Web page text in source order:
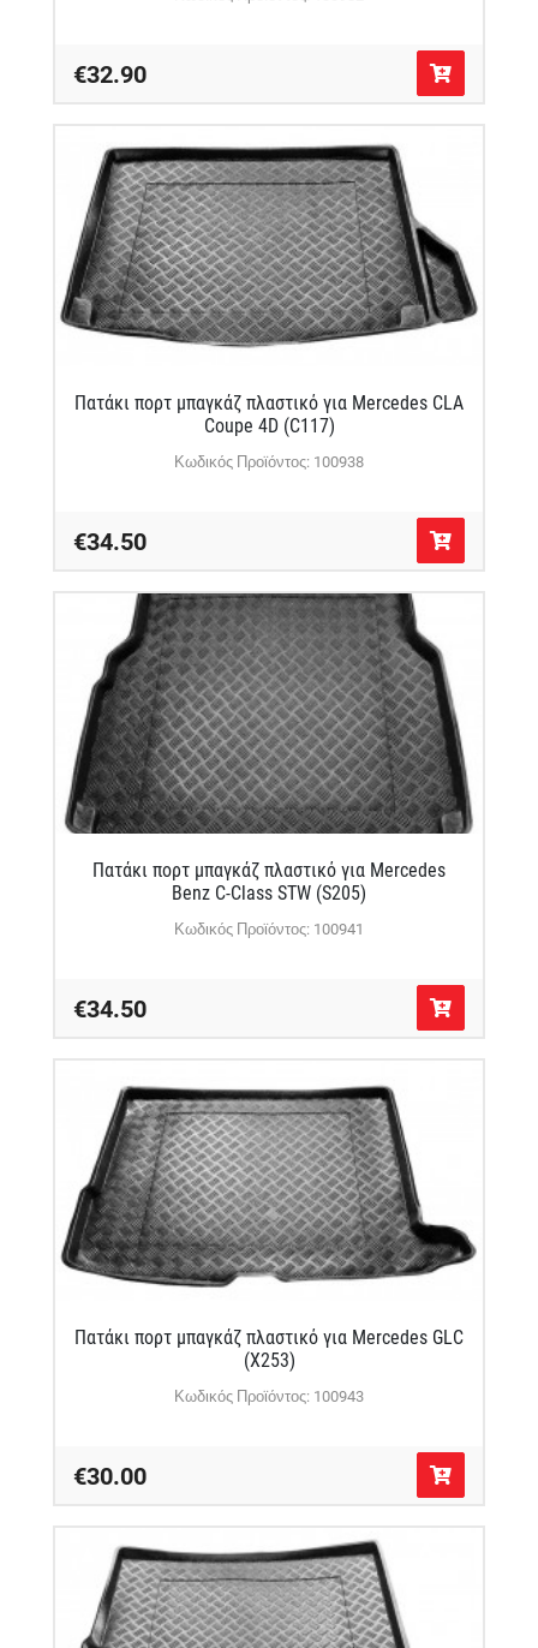
€32.90
Πατάκι πορτ μπαγκάζ πλαστικό για Mercedes CLA
Coupe 4D (C117)
Κωδικός Προϊόντος: 100938
€34.50
Πατάκι πορτ μπαγκάζ πλαστικό για Mercedes
Benz C-Class STW (S205)
Κωδικός Προϊόντος: 100941
€34.50
Πατάκι πορτ μπαγκάζ πλαστικό για Mercedes GLC
(X253)
Κωδικός Προϊόντος: 100943
€30.00